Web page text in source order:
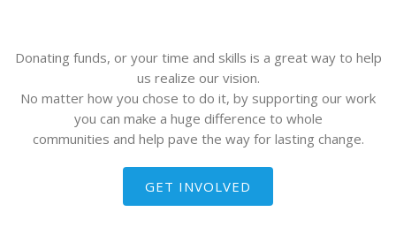
Donating funds, or your time and skills is a great way to help
us realize our vision.
No matter how you chose to do it, by supporting our work
you can make a huge difference to whole
communities and help pave the way for lasting change.
GET INVOLVED